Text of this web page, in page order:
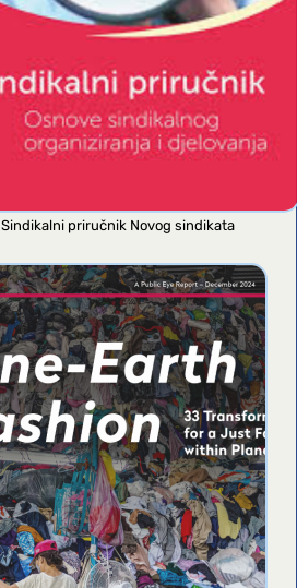
Sindikalni priručnik Novog sindikata